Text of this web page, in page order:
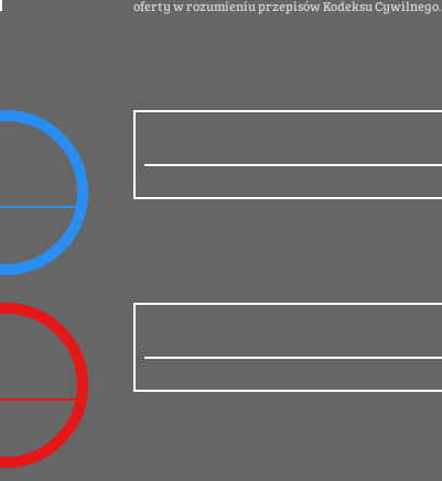
oferty w rozumieniu przepisów Kodeksu Cywilnego.